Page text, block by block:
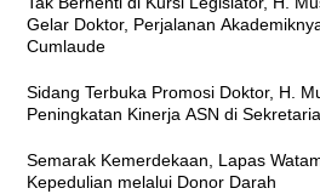
Gelar Doktor, Perjalanan
Cumlaude
Sidang Terbuka Promosi Doktor, H.
Peningkatan Kinerja ASN di
Semarak Kemerdekaan, Lapas
Kepedulian melalui Donor Darah